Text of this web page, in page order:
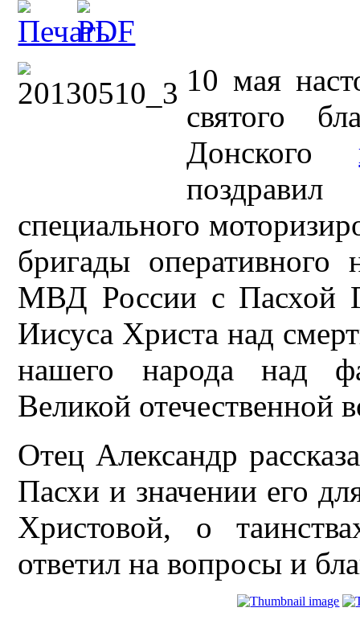
10 мая
cвятого
Донского
специального
бригады оперативного
МВД России с Пасхой
Иисуса Христа над
нашего народа над
Великой отечественной
Отец Александр
Пасхи и значении его
Христовой, о
ответил на вопросы и